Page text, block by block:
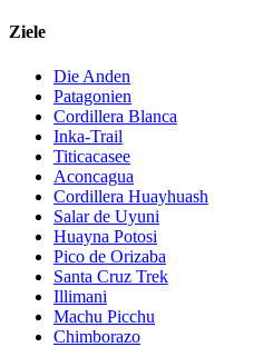
Ziele
Die Anden
Patagonien
Cordillera Blanca
Inka-Trail
Titicacasee
Aconcagua
Cordillera Huayhuash
Salar de Uyuni
Huayna Potosi
Pico de Orizaba
Santa Cruz Trek
Illimani
Machu Picchu
Chimborazo